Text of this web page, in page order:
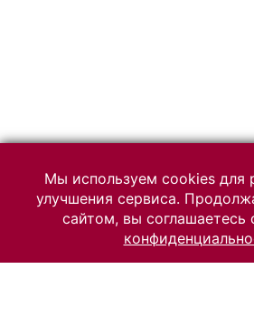
Мы используем cookies для
улучшения сервиса.
сайтом, вы соглашаетесь